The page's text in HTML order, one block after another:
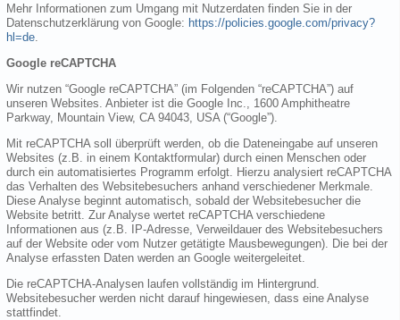
Mehr Informationen zum Umgang mit Nutzerdaten finden Sie in der
Datenschutzerklärung von Google: https://policies.google.com/privacy?
hl=de
Google reCAPTCHA
Wir nutzen “Google reCAPTCHA” (im Folgenden “reCAPTCHA”) auf
unseren Websites. Anbieter ist die Google Inc., 1600 Amphitheatre
Parkway, Mountain View, CA 94043, USA (“Google”).
Mit reCAPTCHA soll überprüft werden, ob die Dateneingabe auf unseren
Websites (z.B. in einem Kontaktformular) durch einen Menschen oder
durch ein automatisiertes Programm erfolgt. Hierzu analysiert reCAPTCHA
das Verhalten des Websitebesuchers anhand verschiedener Merkmale.
Diese Analyse beginnt automatisch, sobald der Websitebesucher die
Website betritt. Zur Analyse wertet reCAPTCHA verschiedene
Informationen aus (z.B. IP-Adresse, Verweildauer des Websitebesuchers
auf der Website oder vom Nutzer getätigte Mausbewegungen). Die bei der
Analyse erfassten Daten werden an Google weitergeleitet.
Die reCAPTCHA-Analysen laufen vollständig im Hintergrund.
Websitebesucher werden nicht darauf hingewiesen, dass eine Analyse
stattfindet.